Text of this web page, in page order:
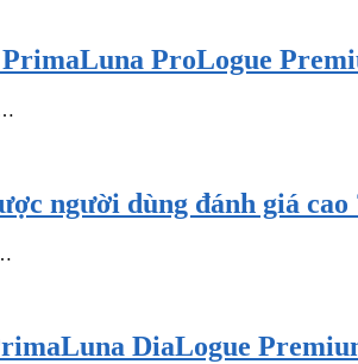
ProLogue
người dùng đánh giá cao
DiaLogue